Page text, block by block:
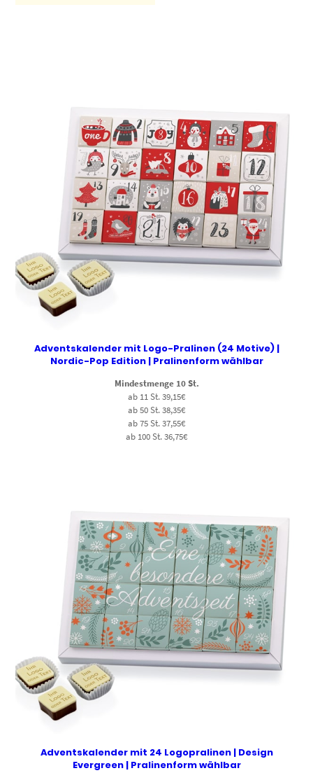
Adventskalender mit Logo-Pralinen (24 Motive) |
Nordic-Pop Edition | Pralinenform wählbar
Mindestmenge 10 St.
ab 11 St. 39,15€
ab 50 St. 38,35€
ab 75 St. 37,55€
ab 100 St. 36,75€
Adventskalender mit 24 Logopralinen | Design
Evergreen | Pralinenform wählbar